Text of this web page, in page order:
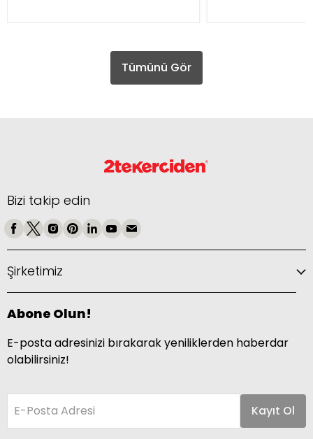
Tümünü Gör
Bizi takip edin
Şirketimiz
Abone Olun!
E-posta adresinizi bırakarak yeniliklerden haberdar
olabilirsiniz!
E-Posta Adresi Kayıt Ol